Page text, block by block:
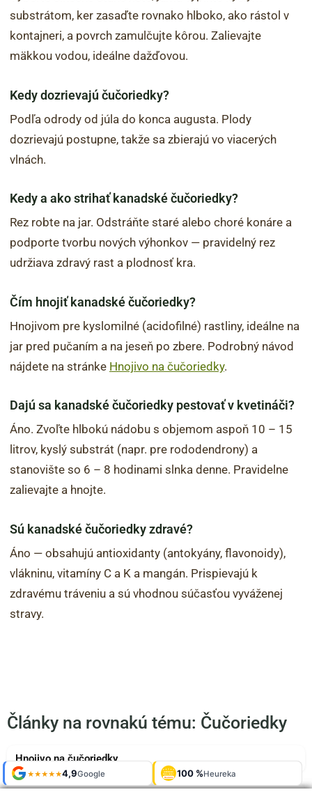
substrátom, ker zasaďte rovnako hlboko, ako rástol v
kontajneri, a povrch zamulčujte kôrou. Zalievajte
mäkkou vodou, ideálne dažďovou.
Kedy dozrievajú čučoriedky?
Podľa odrody od júla do konca augusta. Plody
dozrievajú postupne, takže sa zbierajú vo viacerých
vlnách.
Kedy a ako strihať kanadské čučoriedky?
Rez robte na jar. Odstráňte staré alebo choré konáre a
podporte tvorbu nových výhonkov — pravidelný rez
udržiava zdravý rast a plodnosť kra.
Čím hnojiť kanadské čučoriedky?
Hnojivom pre kyslomilné (acidofilné) rastliny, ideálne na
jar pred pučaním a na jeseň po zbere. Podrobný návod
nájdete na stránke Hnojivo na čučoriedky.
Dajú sa kanadské čučoriedky pestovať v kvetináči?
Áno. Zvoľte hlbokú nádobu s objemom aspoň 10 – 15
litrov, kyslý substrát (napr. pre rododendrony) a
stanovište so 6 – 8 hodinami slnka denne. Pravidelne
zalievajte a hnojte.
Sú kanadské čučoriedky zdravé?
Áno — obsahujú antioxidanty (antokyány, flavonoidy),
vlákninu, vitamíny C a K a mangán. Prispievajú k
zdravému tráveniu a sú vhodnou súčasťou vyváženej
stravy.
Články na rovnakú tému: Čučoriedky
Hnojivo na čučoriedky
★★★★★4,9Google OVĚŘENO
ZÁKAZNÍKY
Heureka 100 %Heureka
Shop roku'24 + '25 Galerie925 fotek
★★★★★4,9Google OVĚŘENO
ZÁKAZNÍKY
Heureka 100 %Heureka
Shop roku'24 + '25 Galerie925 fotek